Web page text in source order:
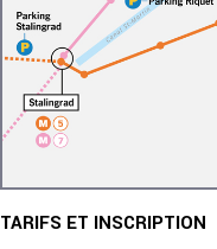
TARIFS ET INSCRIPTION